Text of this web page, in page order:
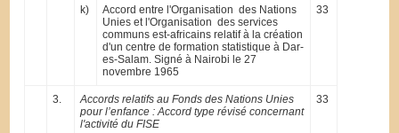
k)
Accord entre l'Organisation des Nations
Unies et l'Organisation des services
communs est-africains relatif à la création
d'un centre de formation statistique à Dar-
es-Salam. Signé à Nairobi le 27
novembre 1965
33
3.
Accords relatifs au Fonds des Nations Unies
pour l’enfance : Accord type révisé concernant
l'activité du FISE
33